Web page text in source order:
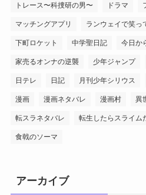
トレース〜科捜研の男〜 ドラマ
マッチングアプリ ランウェイで笑っ
下町ロケット 中学聖日記 今日か
家売るオンナの逆襲 少年ジャンプ
日テレ 日記 月刊少年シリウス
漫画 漫画ネタバレ 漫画村 異
転スラネタバレ 転生したらスライム
食戟のソーマ
アーカイブ